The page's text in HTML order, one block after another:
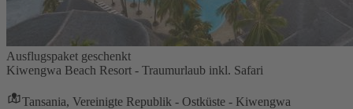
Ausflugspaket geschenkt
Kiwengwa Beach Resort - Traumurlaub inkl. Safari
Tansania, Vereinigte Republik - Ostküste - Kiwengwa